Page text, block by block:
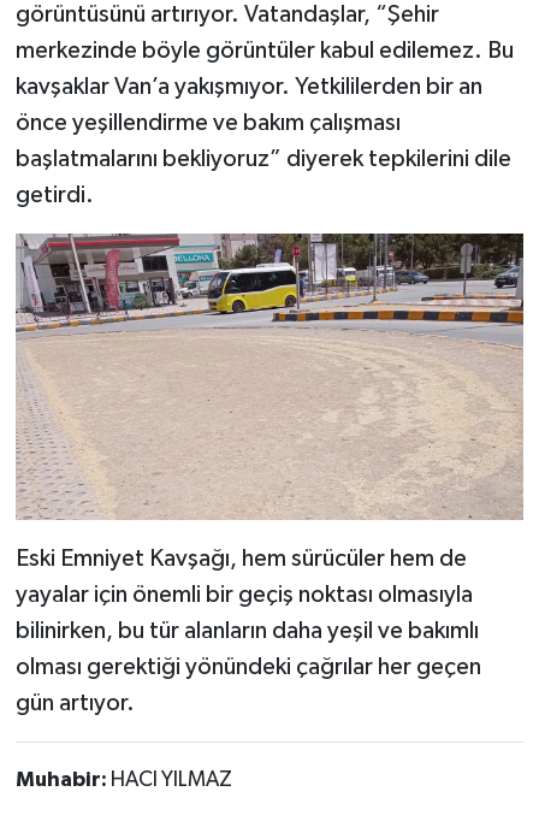
görüntüsünü artırıyor. Vatandaşlar, “Şehir
merkezinde böyle görüntüler kabul edilemez. Bu
kavşaklar Van’a yakışmıyor. Yetkililerden bir an
önce yeşillendirme ve bakım çalışması
başlatmalarını bekliyoruz” diyerek tepkilerini dile
getirdi.
Eski Emniyet Kavşağı, hem sürücüler hem de
yayalar için önemli bir geçiş noktası olmasıyla
bilinirken, bu tür alanların daha yeşil ve bakımlı
olması gerektiği yönündeki çağrılar her geçen
gün artıyor.
Muhabir: HACI YILMAZ